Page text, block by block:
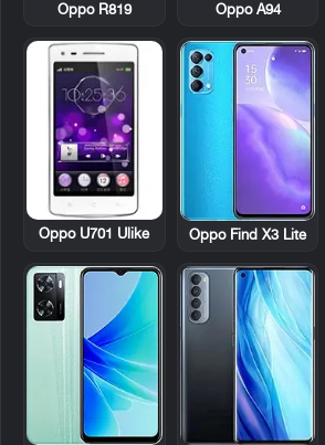
Oppo A94
Oppo R819
Oppo Find X3 Lite
Oppo U701 Ulike